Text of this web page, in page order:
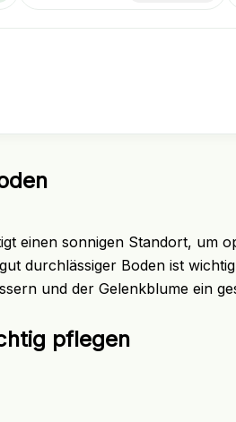
einen sonnigen Standort, um
durchlässiger Boden ist
und der Gelenkblume ein
pflegen